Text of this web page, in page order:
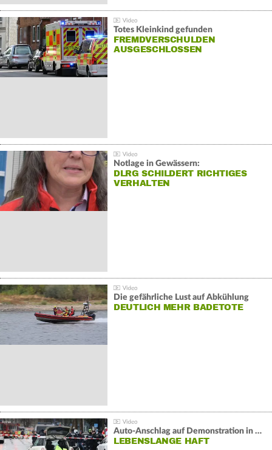
Totes Kleinkind gefunden
FREMDVERSCHULDEN
AUSGESCHLOSSEN
Notlage in Gewässern:
DLRG SCHILDERT RICHTIGES
VERHALTEN
Die gefährliche Lust auf Abkühlung
DEUTLICH MEHR BADETOTE
Auto-Anschlag auf Demonstration in München:
LEBENSLANGE HAFT